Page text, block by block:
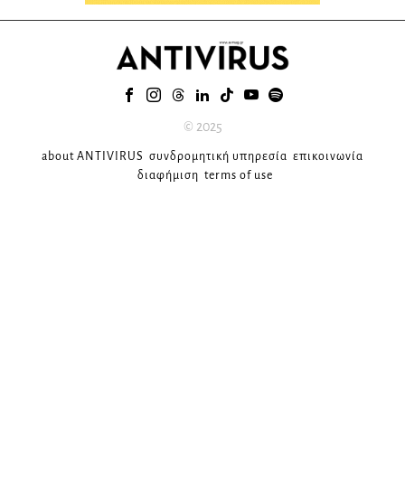
© 2025
about ANTIVIRUS συνδρομητική υπηρεσία επικοινωνία
διαφήμιση terms of use